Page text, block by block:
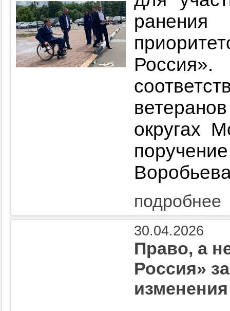
округах
подробнее
30.04.2026
Право, а
Россия»